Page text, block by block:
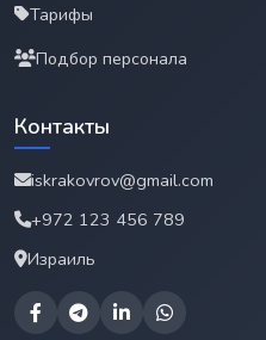
Тарифы
Подбор персонала
Контакты
iskrakovrov@gmail.com
+972 123 456 789
Израиль